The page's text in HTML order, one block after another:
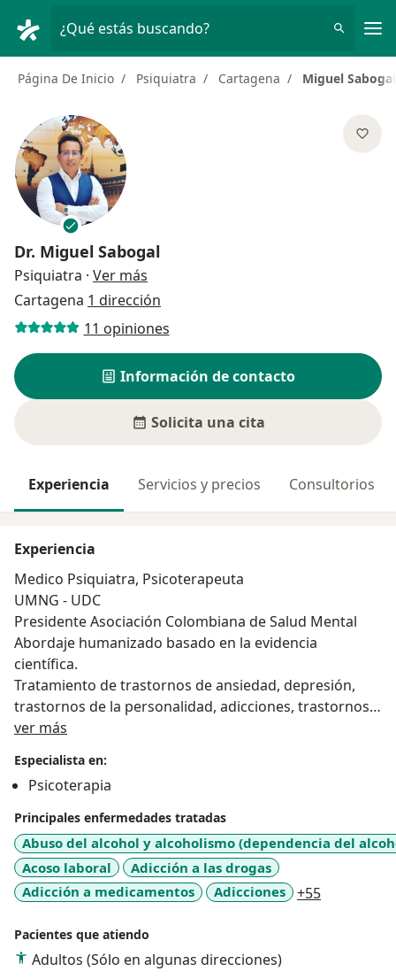
¿Qué estás buscando?
Página De Inicio Psiquiatra Cartagena Miguel Sabogal
Dr. Miguel Sabogal
Psiquiatra · Ver más
Cartagena 1 dirección
11 opiniones
Información de contacto
Solicita una cita
Experiencia Servicios y precios Consultorios
Experiencia
Medico Psiquiatra, Psicoterapeuta
UMNG - UDC
Presidente Asociación Colombiana de Salud Mental
Abordaje humanizado basado en la evidencia
científica.
Tratamiento de trastornos de ansiedad, depresión,
trastornos de la personalidad, adicciones, trastornos
del sueño, obesidad, disfunciones familiares, terapias
de tabaco, TAB y otras afectaciones emocionales.
ver más
Especialista en:
Psicoterapia
Principales enfermedades tratadas
Abuso del alcohol y alcoholismo (dependencia del
Acoso laboral
Adicción a las drogas
Adicción a medicamentos
Adicciones +55
Pacientes que atiendo
Adultos (Sólo en algunas direcciones)